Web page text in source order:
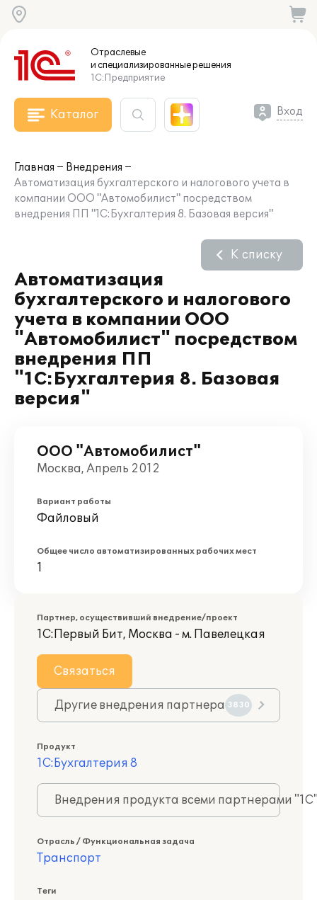
Отраслевые
и специализированныерешения
1С:Предприятие
Каталог Вход
Главная
Внедрения
Автоматизация бухгалтерского и налогового учета в
компании ООО "Автомобилист" посредством
внедрения ПП "1С:Бухгалтерия 8. Базовая версия"
Автоматизация
бухгалтерского и налогового
учета в компании ООО
"Автомобилист" посредством
внедрения ПП
"1С:Бухгалтерия 8. Базовая
версия"
К списку
ООО "Автомобилист"
Москва, Апрель 2012
Вариант работы
Файловый
Общее число автоматизированных рабочих мест
1
Партнер, осуществивший внедрение/проект
1С:Первый Бит, Москва - м. Павелецкая
Связаться
Другие внедрения партнера 3830
Продукт
1С:Бухгалтерия 8
Внедрения продукта всеми партнерами
Отрасль / Функциональная задача
Транспорт
Теги